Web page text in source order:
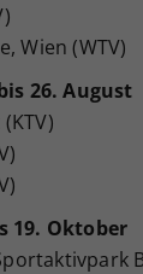
Wien (WTV)
26. August
19. Oktober